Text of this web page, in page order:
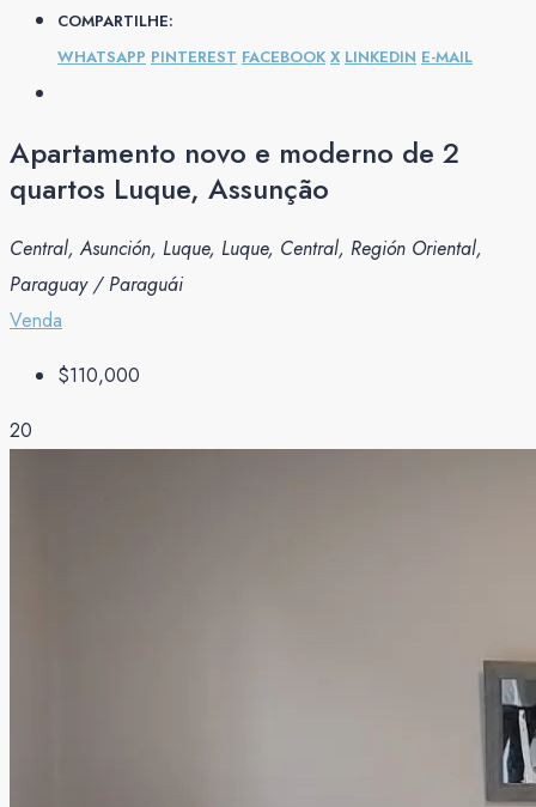
COMPARTILHE:
WHATSAPP PINTEREST FACEBOOK X LINKEDIN E-MAIL
Apartamento novo e moderno de 2
quartos Luque, Assunção
Central, Asunción, Luque, Luque, Central, Región Oriental,
Paraguay / Paraguái
Venda
$110,000
20